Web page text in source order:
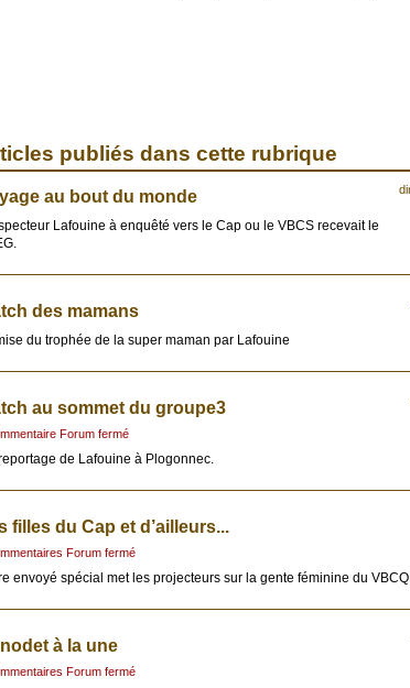
publiés dans cette rubrique
au bout du monde
Lafouine à enquêté vers le Cap ou le VBCS recevait le
des mamans
du trophée de la super maman par Lafouine
au sommet du groupe3
Forum fermé
de Lafouine à Plogonnec.
filles du Cap et d’ailleurs...
Forum fermé
envoyé spécial met les projecteurs sur la gente féminine du
à la une
Forum fermé